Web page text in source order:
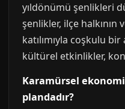
yıldönümü şenlikleri
şenlikler, ilçe
katılımıyla coşkulu
kültürel etkinlikler,
Karamürsel
plandadır?